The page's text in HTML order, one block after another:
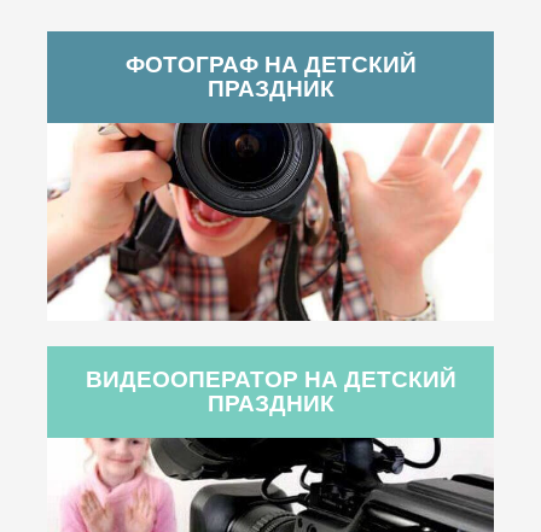
ФОТОГРАФ НА ДЕТСКИЙ
ПРАЗДНИК
ВИДЕООПЕРАТОР НА ДЕТСКИЙ
ПРАЗДНИК